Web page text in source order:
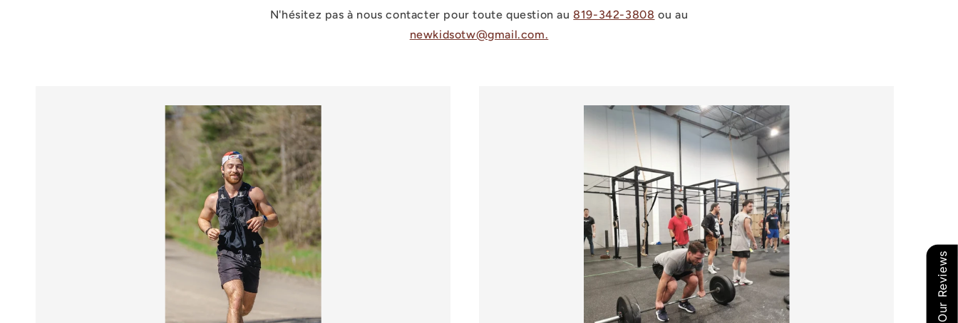
N'hésitez pas à nous contacter pour toute question au819-342-3808 ou au
newkidsotw@gmail.com.
Our Reviews